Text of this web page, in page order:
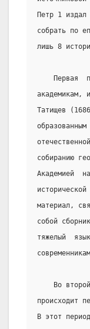
Петр 1
собрать по
лишь 8
Первая
академикам,
Татищев
собиранию
Академией
материал,
собой
тяжелый
Во
происходит
В этот